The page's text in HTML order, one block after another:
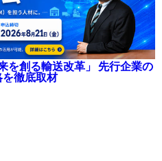
を創る輸送改革」 先行企業の
徹底取材